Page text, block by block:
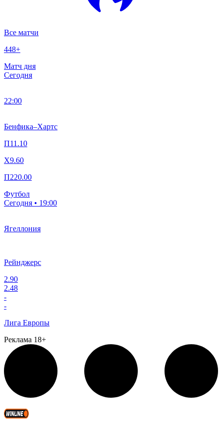
Все матчи
448+
Матч дня
Сегодня
22:00
Бенфика–Хартс
П11.10
X9.60
П220.00
Футбол
Сегодня • 19:00
Ягеллония
Рейнджерс
2.90
2.48
-
-
Лига Европы
Реклама 18+